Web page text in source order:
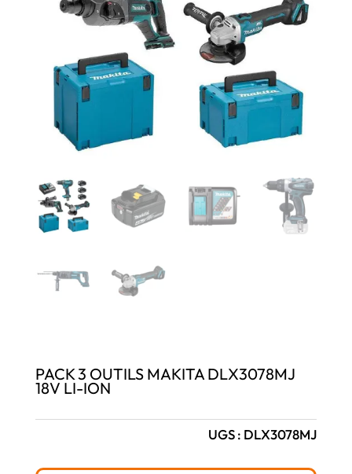
PACK 3 OUTILS MAKITA DLX3078MJ
18V LI-ION
UGS : DLX3078MJ